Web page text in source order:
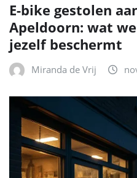
E-bike gestolen
Apeldoorn: wat
jezelf beschermt
Miranda de Vrij